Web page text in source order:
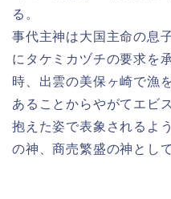
る。
事代主神は大国主命の息
にタケミカヅチの要求を
時、出雲の美保ヶ崎で漁
あることからやがてエビ
抱えた姿で表象されるよ
の神、商売繁盛の神とし